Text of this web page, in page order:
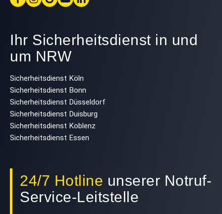
Ihr Sicherheitsdienst in und
um NRW
Sicherheitsdienst Köln
Sicherheitsdienst Bonn
Sicherheitsdienst Düsseldorf
Sicherheitsdienst Duisburg
Sicherheitsdienst Koblenz
Sicherheitsdienst Essen
24/7 Hotline unserer Notruf-
Service-Leitstelle